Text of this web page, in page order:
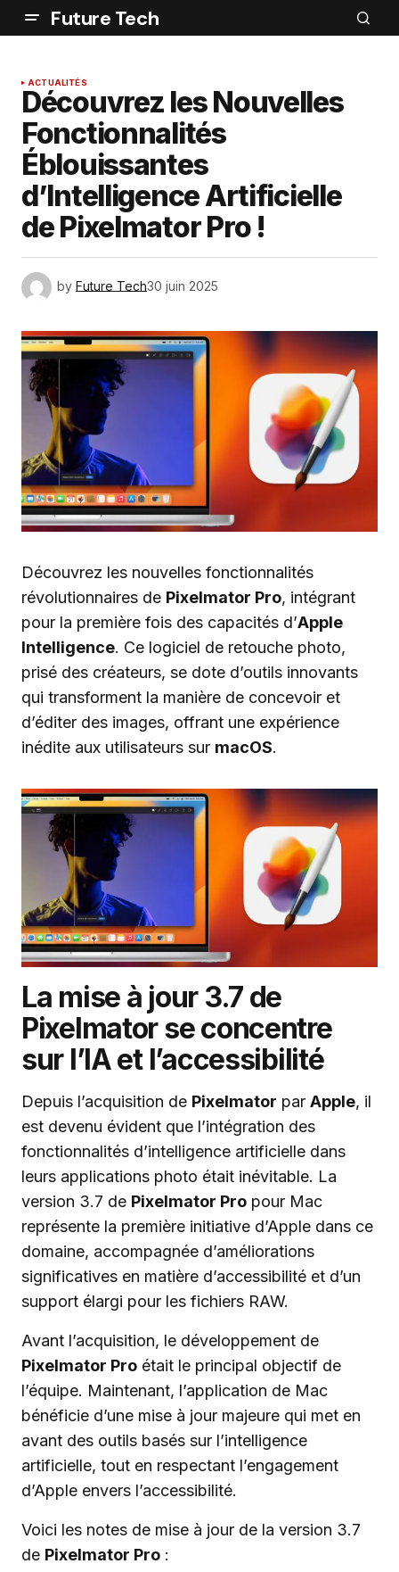
Future Tech
ACTUALITÉS
Découvrez les Nouvelles
Fonctionnalités
Éblouissantes
d’Intelligence Artificielle
de Pixelmator Pro !
by Future Tech30 juin 2025
Découvrez les nouvelles fonctionnalités
révolutionnaires de Pixelmator Pro, intégrant
pour la première fois des capacités d’Apple
Intelligence. Ce logiciel de retouche photo,
prisé des créateurs, se dote d’outils innovants
qui transforment la manière de concevoir et
d’éditer des images, offrant une expérience
inédite aux utilisateurs sur macOS.
La mise à jour 3.7 de
Pixelmator se concentre
sur l’IA et l’accessibilité
Depuis l’acquisition de Pixelmator par Apple, il
est devenu évident que l’intégration des
fonctionnalités d’intelligence artificielle dans
leurs applications photo était inévitable. La
version 3.7 de Pixelmator Pro pour Mac
représente la première initiative d’Apple dans ce
domaine, accompagnée d’améliorations
significatives en matière d’accessibilité et d’un
support élargi pour les fichiers RAW.
Avant l’acquisition, le développement de
Pixelmator Pro était le principal objectif de
l’équipe. Maintenant, l’application de Mac
bénéficie d’une mise à jour majeure qui met en
avant des outils basés sur l’intelligence
artificielle, tout en respectant l’engagement
d’Apple envers l’accessibilité.
Voici les notes de mise à jour de la version 3.7
de Pixelmator Pro :